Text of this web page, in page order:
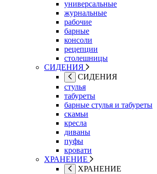
универсальные
журнальные
рабочие
барные
консоли
рецепции
столешницы
СИДЕНИЯ
СИДЕНИЯ
стулья
табуреты
барные стулья и табуреты
скамьи
кресла
диваны
пуфы
кровати
ХРАНЕНИЕ
ХРАНЕНИЕ